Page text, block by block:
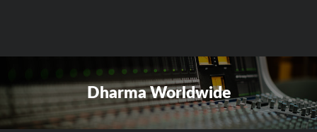
Dharma Worldwide